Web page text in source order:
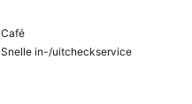
Café
Snelle in-/uitcheckservice